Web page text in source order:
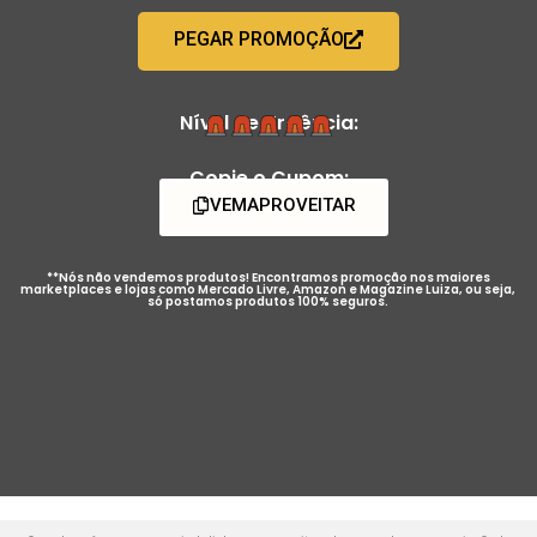
PEGAR PROMOÇÃO
Nível de Urgência:
Copie o Cupom:
VEMAPROVEITAR
**Nós não vendemos produtos! Encontramos promoção nos maiores
marketplaces e lojas como Mercado Livre, Amazon e Magazine Luiza, ou seja,
só postamos produtos 100% seguros.